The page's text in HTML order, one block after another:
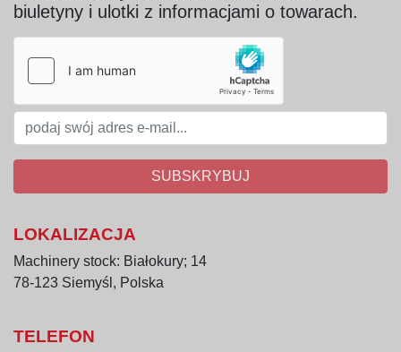
biuletyny i ulotki z informacjami o towarach.
SUBSKRYBUJ
LOKALIZACJA
Machinery stock: Białokury; 14
78-123 Siemyśl, Polska
TELEFON